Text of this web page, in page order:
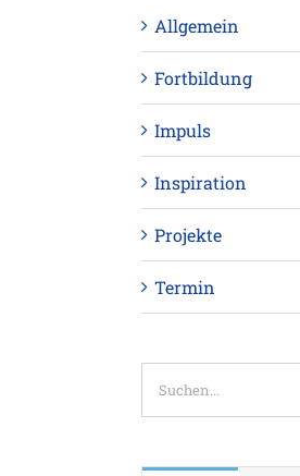
Allgemein
Fortbildung
Impuls
Inspiration
Projekte
Termin